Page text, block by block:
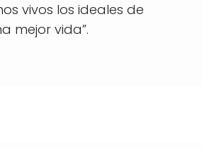
vivos los ideales de
mejor vida”.